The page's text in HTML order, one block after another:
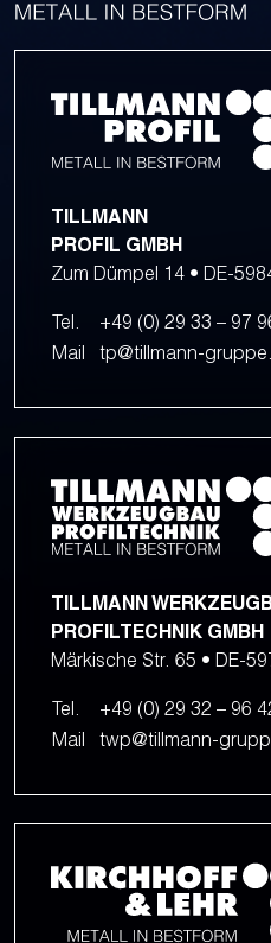
TILLMANN
PROFIL GMBH
Zum Dümpel 14 • DE-
Tel.
+49 (0) 29 33 – 97
Mail
tp@tillmann-
TILLMANN
PROFILTECHNIK GMBH
Märkische Str. 65 • DE-
Tel.
+49 (0) 29 32 – 96
Mail
twp@tillmann-